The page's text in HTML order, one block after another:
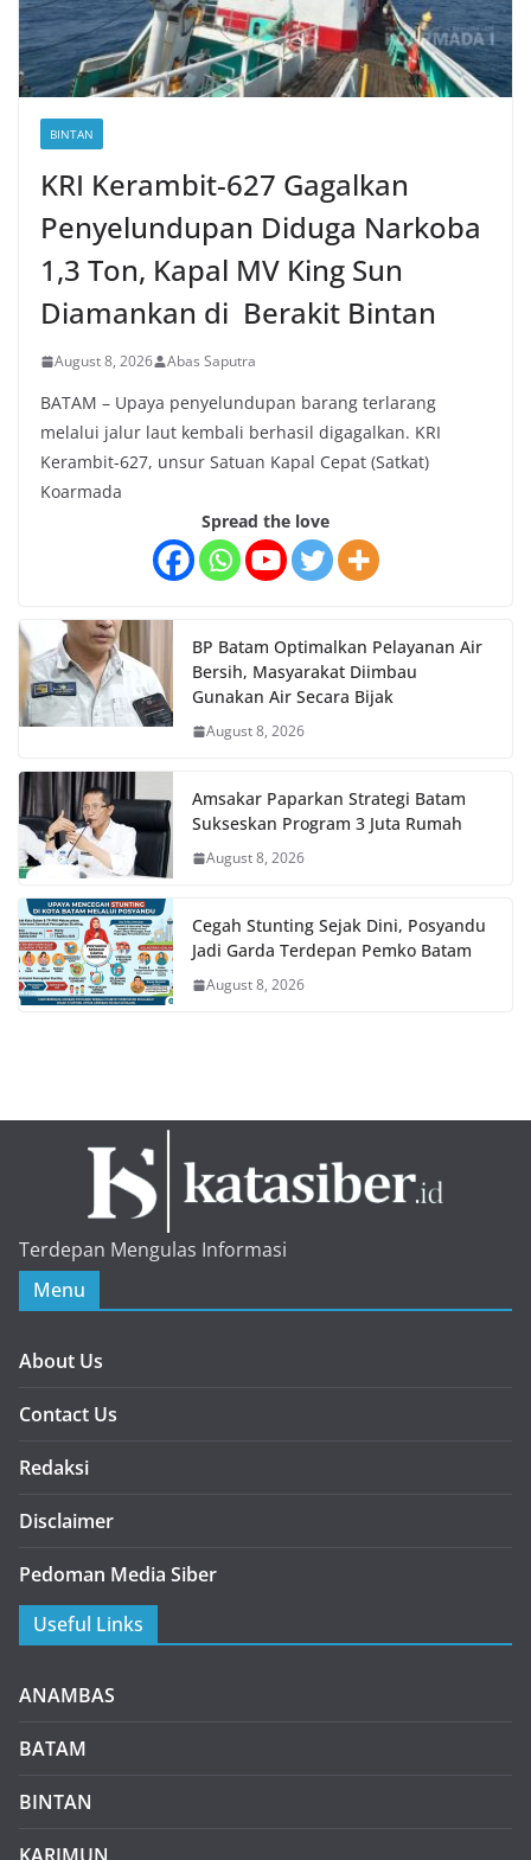
BINTAN
KRI Kerambit-627 Gagalkan
Penyelundupan Diduga Narkoba
1,3 Ton, Kapal MV King Sun
Diamankan di Berakit Bintan
August 8, 2026 Abas Saputra
BATAM – Upaya penyelundupan barang terlarang
melalui jalur laut kembali berhasil digagalkan. KRI
Kerambit-627, unsur Satuan Kapal Cepat (Satkat)
Koarmada
Spread the love
BP Batam Optimalkan Pelayanan Air
Bersih, Masyarakat Diimbau
Gunakan Air Secara Bijak
August 8, 2026
Amsakar Paparkan Strategi Batam
Sukseskan Program 3 Juta Rumah
August 8, 2026
Cegah Stunting Sejak Dini, Posyandu
Jadi Garda Terdepan Pemko Batam
August 8, 2026
Terdepan Mengulas Informasi
Menu
About Us
Contact Us
Redaksi
Disclaimer
Pedoman Media Siber
Useful Links
ANAMBAS
BATAM
BINTAN